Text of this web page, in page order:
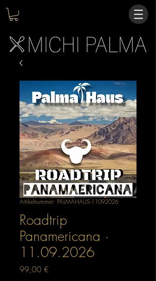
Artikelnummer: PALMAHAUS-11092026
Roadtrip
Panamericana ·
11.09.2026
99,00 €